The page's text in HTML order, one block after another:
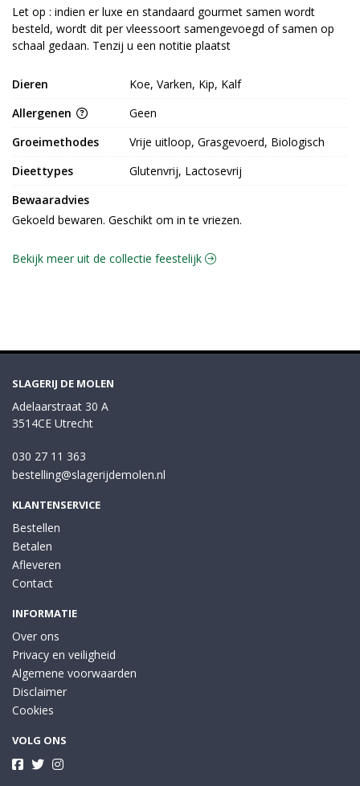
Let op : indien er luxe en standaard gourmet samen wordt
besteld, wordt dit per vleessoort samengevoegd of samen op
schaal gedaan. Tenzij u een notitie plaatst
Dieren
Koe, Varken, Kip, Kalf
Allergenen
Geen
Groeimethodes
Vrije uitloop, Grasgevoerd, Biologisch
Dieettypes
Glutenvrij, Lactosevrij
Bewaaradvies
Gekoeld bewaren. Geschikt om in te vriezen.
Bekijk meer uit de collectie feestelijk
SLAGERIJ DE MOLEN
Adelaarstraat 30 A
3514CE Utrecht
030 27 11 363
bestelling@slagerijdemolen.nl
KLANTENSERVICE
Bestellen
Betalen
Afleveren
Contact
INFORMATIE
Over ons
Privacy en veiligheid
Algemene voorwaarden
Disclaimer
Cookies
VOLG ONS